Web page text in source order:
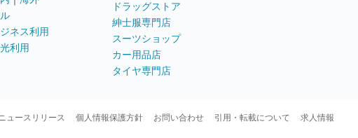
ネス利用
利用
ドラッグストア
紳士服専門店
スーツショップ
カー用品店
タイヤ専門店
ュースリリース 個人情報保護方針 お問い合わせ 引用・転載について 求人情報